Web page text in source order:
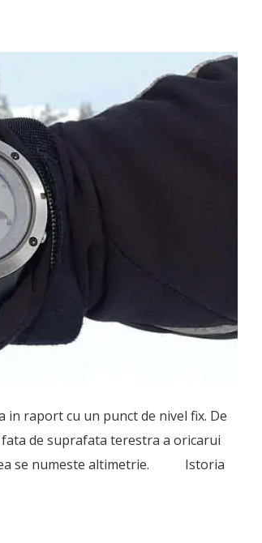
raport cu un punct de nivel fix. De
de suprafata terestra a oricarui
se numeste altimetrie. Istoria